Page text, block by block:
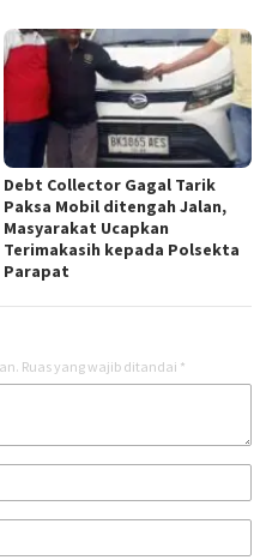
Debt Collector Gagal Tarik
Paksa Mobil ditengah Jalan,
Masyarakat Ucapkan
Terimakasih kepada Polsekta
Parapat
Ruas yang wajib ditandai *